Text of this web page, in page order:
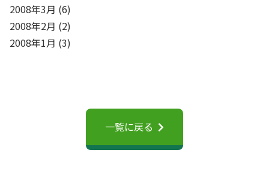
2008年3月 (6)
2008年2月 (2)
2008年1月 (3)
一覧に戻る